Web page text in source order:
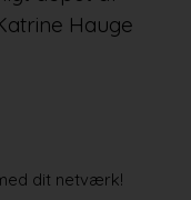
Hauge
dit netværk!